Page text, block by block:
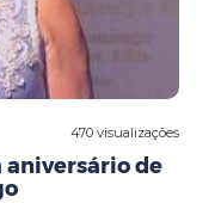
470 visualizações
aniversário de